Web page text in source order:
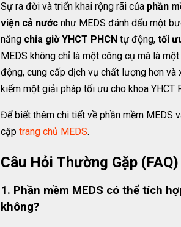
Sự ra đời và triển khai rộng rãi của phần
viện cả nước như MEDS đánh dấu một
năng chia giờ YHCT PHCN tự động, tối
MEDS không chỉ là một công cụ mà là
động, cung cấp dịch vụ chất lượng hơn và
kiếm một giải pháp tối ưu cho khoa YHCT
Để biết thêm chi tiết về phần mềm MEDS
cập trang chủ MEDS.
Câu Hỏi Thường Gặp (FAQ)
1. Phần mềm MEDS có thể tích
không?